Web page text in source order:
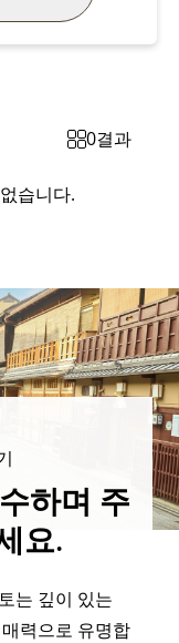
0결과
습니다.
하며 주
요.
는 깊이 있는
력으로 유명합